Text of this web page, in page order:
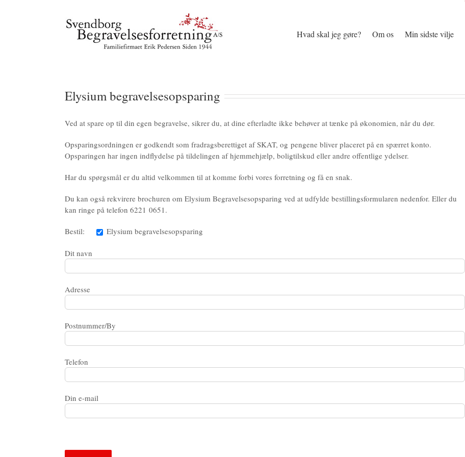
Hvad skal jeg gøre? Om os Min sidste vilje
Elysium begravelsesopsparing
Ved at spare op til din egen begravelse, sikrer du, at dine efterladte ikke behøver at tænke på økonomien, når du dør.
Opsparingsordningen er godkendt som fradragsberettiget af SKAT, og pengene bliver placeret på en spærret konto.
Opsparingen har ingen indflydelse på tildelingen af hjemmehjælp, boligtilskud eller andre offentlige ydelser.
Har du spørgsmål er du altid velkommen til at komme forbi vores forretning og få en snak.
Du kan også rekvirere brochuren om Elysium Begravelsesopsparing ved at udfylde bestillingsformularen nedenfor. Eller du
kan ringe på telefon 6221 0651.
Bestil: Elysium begravelsesopsparing
Dit navn
Adresse
Postnummer/By
Telefon
Din e-mail